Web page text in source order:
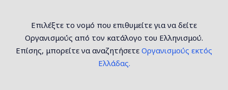
Επιλέξτε το νομό που επιθυμείτε για να δείτε
Οργανισμούς από τον κατάλογο του Ελληνισμού.
Επίσης, μπορείτε να αναζητήσετε Οργανισμούς εκτός
Ελλάδας.